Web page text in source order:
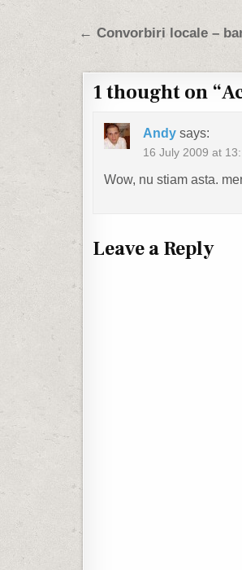
Post navigation
← Convorbiri locale –
1 thought on “
Andy says:
16 July 2009 at
Wow, nu stiam asta.
Leave a Reply